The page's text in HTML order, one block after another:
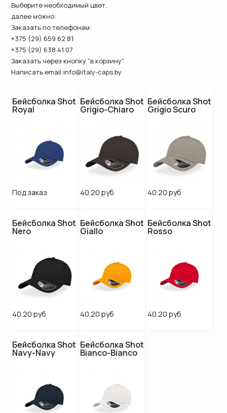
Выберите необходимый цвет,
далее можно:
Заказать по телефонам:
+375 (29) 659 62 81
+375 (29) 638 41 07
Заказать через кнопку "в корзину"
Написать email:info@italy-caps.by
Бейсболка Shot
Royal
Под заказ
Бейсболка Shot
Grigio-Chiaro
40.20 руб
Бейсболка Shot
Grigio Scuro
40.20 руб
Бейсболка Shot
Nero
40.20 руб
Бейсболка Shot
Giallo
40.20 руб
Бейсболка Shot
Rosso
40.20 руб
Бейсболка Shot
Navy-Navy
Бейсболка Shot
Bianco-Bianco